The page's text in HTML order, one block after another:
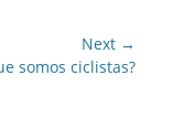
Next →
somos ciclistas?